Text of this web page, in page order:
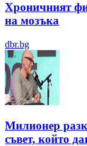
Хроничният
на мозъка
dbr.bg
Милионер
съвет, който